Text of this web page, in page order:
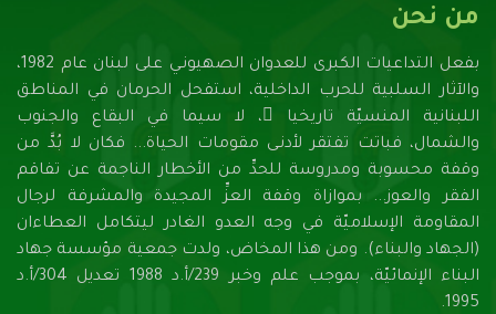
من نحن
بفعل التداعيات الكبرى للعدوان الصهيونـي على لبنان عام 1982،
والآثار السلبية للحرب الداخلية، استفحل الحرمان في المناطق
اللبنانية المنسيّة تاريخيا ً، لا سيما في البقاع والجنوب
والشمال، فباتت تفتقر لأدنـى مقومات الحياة... فكان لا بُدَّ من
وقفة محسوبة ومدروسة للحدِّ من الأخطار الناجمة عن تفاقم
الفقر والعوز... بموازاة وقفة العزِّ المجيدة والمشرفة لرجال
المقاومة الإسلاميّة في وجه العدو الغادر ليتكامل العطاءان
(الجهاد والبناء). ومن هذا المخاض، ولدت جمعية مؤسسة جهاد
البناء الإنمائيّة، بموجب علم وخبر 239/أ.د 1988 تعديل 304/أ.د
1995.